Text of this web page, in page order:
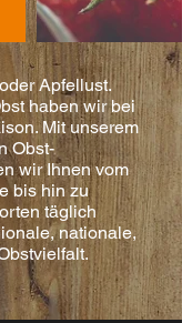
Apfellust.
haben wir bei
Mit unserem
Obst-
wirIhnen vom
bis hin zu
täglich
nationale,